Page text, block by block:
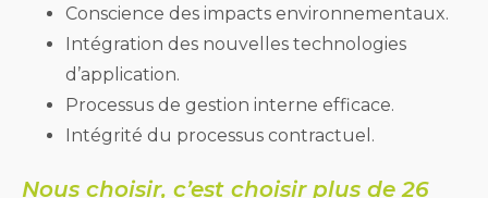
Conscience des impacts environnementaux.
Intégration des nouvelles technologies
d’application.
Processus de gestion interne efficace.
Intégrité du processus contractuel.
Nous choisir, c’est choisir plus de 26